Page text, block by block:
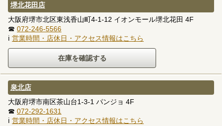
堺北花田店
大阪府堺市北区東浅香山町4-1-12 イオンモール堺北花田 4F
☎ 072-246-5566
ℹ 営業時間・店休日・アクセス情報はこちら
泉北店
大阪府堺市南区茶山台1-3-1 パンジョ 4F
☎ 072-292-1631
ℹ 営業時間・店休日・アクセス情報はこちら